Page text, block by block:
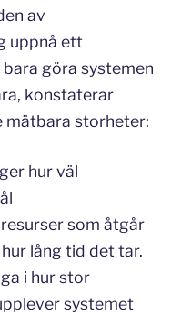
av
uppnå ett
göra systemen
konstaterar
mätbara storheter:
hur väl
som åtgår
lång tid det tar.
i hur stor
systemet